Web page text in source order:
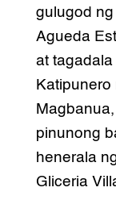
gulugod
Agueda
at
Katipunero
pinunong
henerala
Gliceria